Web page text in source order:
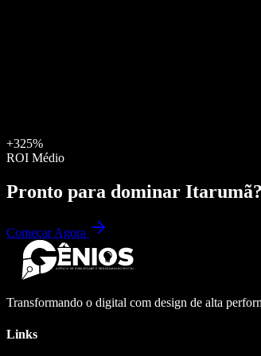
+325%
ROI Médio
Pronto para dominar Itarumã?
Começar Agora
Transformando o digital com design de alta
Links